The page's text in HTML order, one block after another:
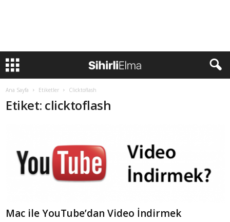
Ana Sayfa Etiketler Clicktoflash
Etiket: clicktoflash
Mac ile YouTube’dan Video İndirmek